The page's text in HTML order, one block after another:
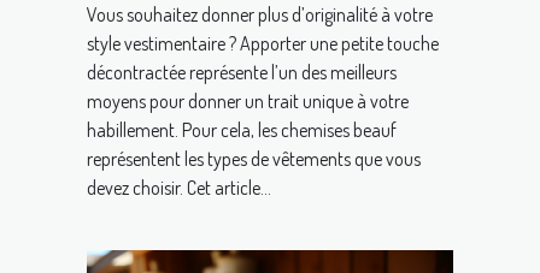
Vous souhaitez donner plus d’originalité à votre
style vestimentaire ? Apporter une petite touche
décontractée représente l’un des meilleurs
moyens pour donner un trait unique à votre
habillement. Pour cela, les chemises beauf
représentent les types de vêtements que vous
devez choisir. Cet article...